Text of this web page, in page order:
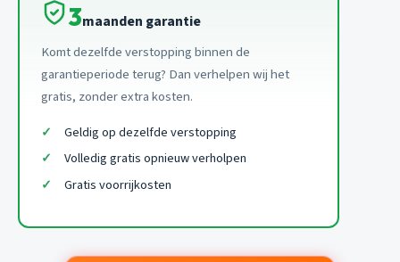
3maanden garantie
Komt dezelfde verstopping binnen de
garantieperiode terug? Dan verhelpen wij het
gratis, zonder extra kosten.
Geldig op dezelfde verstopping
Volledig gratis opnieuw verholpen
Gratis voorrijkosten